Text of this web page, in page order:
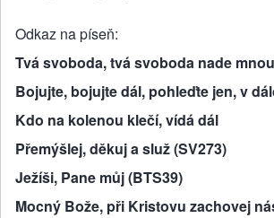
Odkaz na píseň
Tvá svoboda, tvá svoboda nade mnou
Bojujte, bojujte dál, pohleďte jen, v
Kdo na kolenou klečí, vídá dál
Přemýšlej, děkuj a služ (SV273)
Ježíši, Pane můj (BTS39)
Mocný Bože, při Kristovu zachovej